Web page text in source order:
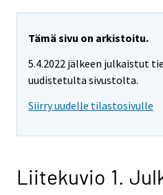
Tämä sivu on arkistoitu.
5.4.2022 jälkeen julkaistut
uudistetulta sivustolta.
Siirry uudelle tilastosivulle
Liitekuvio 1.